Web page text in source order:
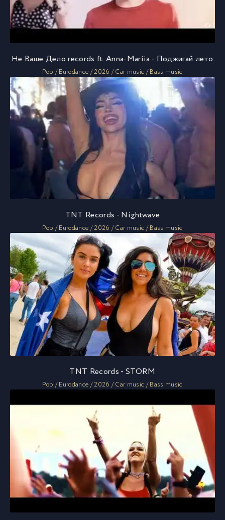
Не Ваше Дело records ft. Anna-Mariia - Поджигай лето
Pop / Eurodance / 2026 / Car music / Bass music
TNT Records - Nightwave
Pop / Eurodance / 2026 / Car music / Bass music
TNT Records - STORM
Pop / Eurodance / 2026 / Car music / Bass music